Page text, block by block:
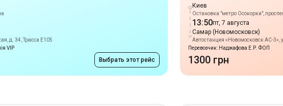
1300 грн
Маршруты в г. Киев